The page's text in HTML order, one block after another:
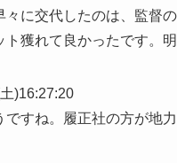
々に交代したのは、監督
ト獲れて良かったです。
)16:27:20
ですね。履正社の方が地